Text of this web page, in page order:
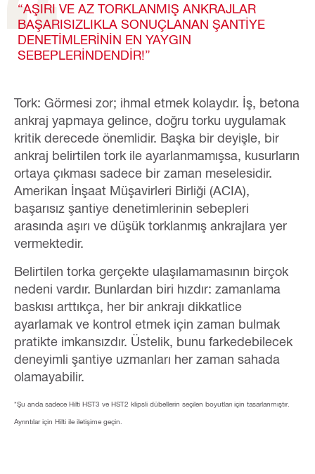
“AŞIRI VE AZ TORKLANMIŞ ANKRAJLAR
BAŞARISIZLIKLA SONUÇLANAN ŞANTİYE
DENETİMLERİNİN EN YAYGIN
SEBEPLERİNDENDİR!”
Tork: Görmesi zor; ihmal etmek kolaydır. İş, betona
ankraj yapmaya gelince, doğru torku uygulamak
kritik derecede önemlidir. Başka bir deyişle, bir
ankraj belirtilen tork ile ayarlanmamışsa, kusurların
ortaya çıkması sadece bir zaman meselesidir.
Amerikan İnşaat Müşavirleri Birliği (ACIA),
başarısız şantiye denetimlerinin sebepleri
arasında aşırı ve düşük torklanmış ankrajlara yer
vermektedir.
Belirtilen torka gerçekte ulaşılamamasının birçok
nedeni vardır. Bunlardan biri hızdır: zamanlama
baskısı arttıkça, her bir ankrajı dikkatlice
ayarlamak ve kontrol etmek için zaman bulmak
pratikte imkansızdır. Üstelik, bunu farkedebilecek
deneyimli şantiye uzmanları her zaman sahada
olamayabilir.
*Şu anda sadece Hilti HST3 ve HST2 klipsli dübellerin seçilen boyutları için tasarlanmıştır.
Ayrıntılar için Hilti ile iletişime geçin.